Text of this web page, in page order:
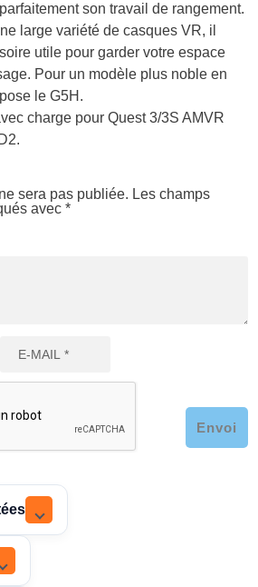
son travail de rangement.
large variété de casques VR, il
utile pour garder votre espace
Pour un modèle plus noble en
le G5H.
charge pour Quest 3/3S AMVR
sera pas publiée. Les champs
avec*
Envoi